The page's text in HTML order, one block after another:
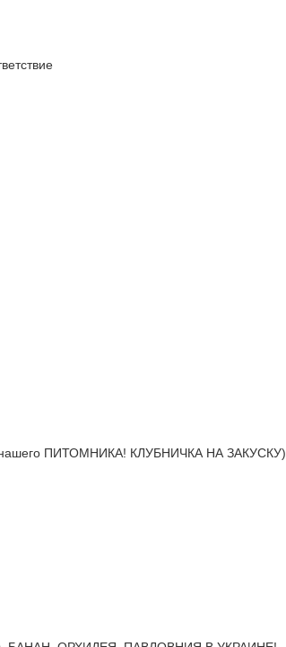
ПИТОМНИКА! КЛУБНИЧКА НА ЗАКУСКУ)